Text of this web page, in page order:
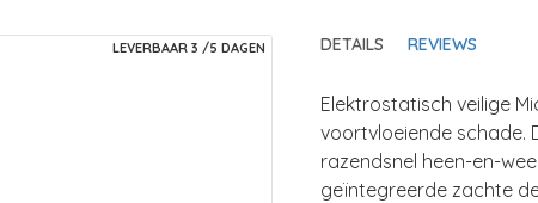
LEVERBAAR 3 /5 DAGEN DETAILS REVIEWS
Elektrostatisch veilige
voortvloeiende schade.
razendsnel heen-en-
geïntegreerde zachte